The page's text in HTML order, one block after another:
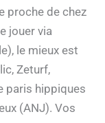
proche de chez
jouer via
le mieux est
Zeturf,
paris hippiques
(ANJ). Vos